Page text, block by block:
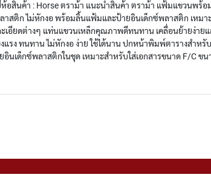
สินค้า : Horse ตราม้า แนะนำสินค้า ตราม้า แฟ้มแขวนพร้
สติก ไม่หักงอ พร้อมลิ้นแฟ้มและป้ายอินเด็กซ์พลาสติก เหม
เอียดต่างๆ แท่นแขวนเหล็กคุณภาพดีทนทาน เคลื่อนย้ายง่า
รง ทนทาน ไม่หักงอ ง่าย ใช้ได้นาน ปกหน้าพิมพ์ตารางสำ
เด็กซ์พลาสติกในชุด เหมาะสำหรับใส่เอกสารขนาด F/C